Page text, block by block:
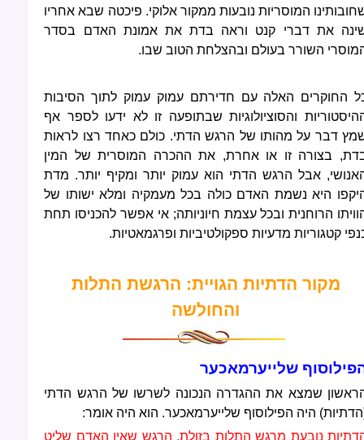
המוסריות נובעות ממקור אלוקי. פיכטה שבא אחריו
את דברי קנט וראה בדת את אמונת האדם בסדר
השורר בעולם ובהצלחת הטוב שבו.
החוקרים האלה עם חדירתם עמוק עמוק לתוך הסיבות
והסוציולוגיות שבתופעה זו לא ידעו לספר אף
דבר על מהותו של הרגש הדתי. כולם כאחד רצו לראות
בצורה זו או אחרת, את ההכרה המוסרית של המין
אבל הרגש הדתי הוא עמוק יותר ומקיף יותר. מדת
היא נשמת האדם כולה בכל מעמקיה ומלא ישותו של
הרוחנית ובכל עצמת חיוניותה; אי אפשר להכניסו תחת
קטגוריות מדעיות ספקולטיביות ופרגמאטיות.
מקור הדתיות הגויית: הרגשת התלות
והחולשה
שלייערמאכער
שמצא את ההגדרה הנכונה לשרשו של הרגש הדתי
היה הפילוסוף שלייערמאכער. הוא היה אומר:
נובעת מרגש התלות בזולת, הרגש שאין האדם שליט